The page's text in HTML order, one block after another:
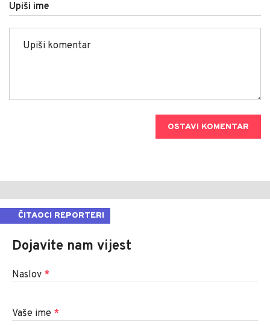
Upiši ime
OSTAVI KOMENTAR
ČITAOCI REPORTERI
Dojavite nam vijest
Naslov *
Vaše ime *